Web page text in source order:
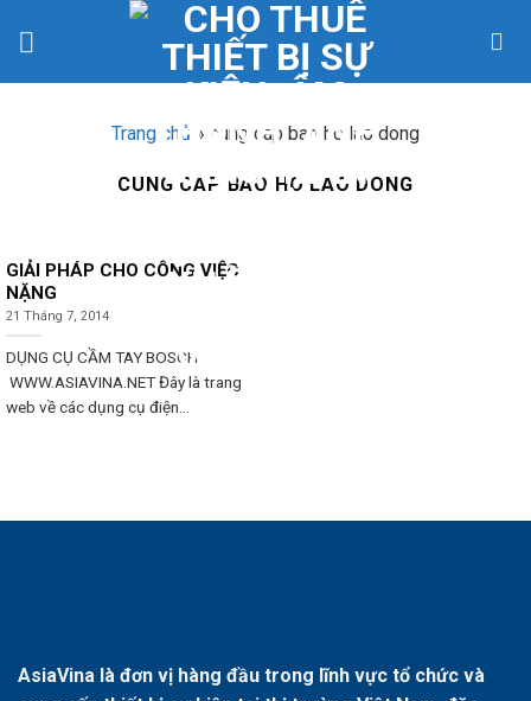
Trang chủ » cung cap bao ho lao dong
CUNG CAP BAO HO LAO DONG
GIẢI PHÁP CHO CÔNG VIỆC
NẶNG
21 Tháng 7, 2014
DỤNG CỤ CẦM TAY BOSCH
WWW.ASIAVINA.NET Đây là trang
web về các dụng cụ điện...
AsiaVina là đơn vị hàng đầu trong lĩnh vực tổ chức và